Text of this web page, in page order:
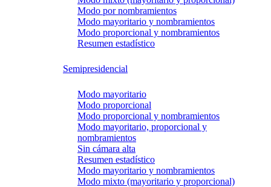
Modo por nombramientos
Modo mayoritario y nombramientos
Modo proporcional y nombramientos
Resumen estadístico
Semipresidencial
Modo mayoritario
Modo proporcional
Modo proporcional y nombramientos
Modo mayoritario, proporcional y
nombramientos
Sin cámara alta
Resumen estadístico
Modo mayoritario y nombramientos
Modo mixto (mayoritario y proporcional)